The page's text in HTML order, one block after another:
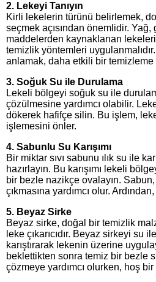
2. Lekeyi Tanıyın
Kirli lekelerin türünü belirlemek,
seçmek açısından önemlidir.
maddelerden kaynaklanan
temizlik yöntemleri
anlamak, daha etkili bir temizleme
3. Soğuk Su ile Durulama
Lekeli bölgeyi soğuk su ile
çözülmesine yardımcı olabilir.
dökerek hafifçe silin. Bu işlem,
işlemesini önler.
4. Sabunlu Su Karışımı
Bir miktar sıvı sabunu ılık su ile
hazırlayın. Bu karışımı lekeli
bir bezle nazikçe ovalayın.
çıkmasına yardımcı olur.
5. Beyaz Sirke
Beyaz sirke, doğal bir temizlik
leke çıkarıcıdır. Beyaz sirkeyi su
karıştırarak lekenin üzerine
beklettikten sonra temiz bir bezle
çözmeye yardımcı olurken, hoş bir